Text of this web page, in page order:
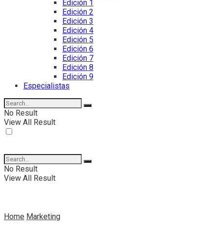
Edición 1
Edición 2
Edición 3
Edición 4
Edición 5
Edición 6
Edición 7
Edición 8
Edición 9
Especialistas
No Result
View All Result
No Result
View All Result
Home Marketing